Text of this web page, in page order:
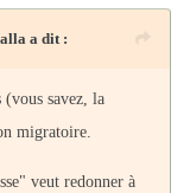
a dit :
(vous savez, la
migratoire.
veut redonner à